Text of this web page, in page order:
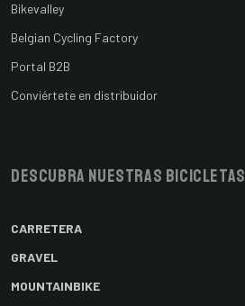
Bikevalley
Belgian Cycling Factory
Portal B2B
Conviértete en distribuidor
Descubra nuestras bicicletas
CARRETERA
GRAVEL
MOUNTAINBIKE